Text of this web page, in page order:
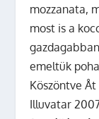
mozzanata,
most is a
emeltük
Köszöntve
Illuvatar